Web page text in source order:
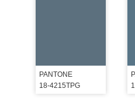
PANTONE
18-4215TPG